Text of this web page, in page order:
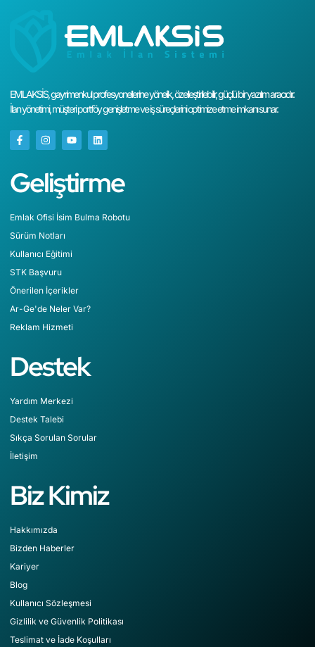
EMLAKSİS, gayrimenkul profesyonellerine yönelik, özelleştirilebilir, güçlü bir yazılım aracıdır.
İlan yönetimi, müşteri portföy genişletme ve iş süreçlerini optimize etme imkanı sunar.
Geliştirme
Emlak Ofisi İsim Bulma Robotu
Sürüm Notları
Kullanıcı Eğitimi
STK Başvuru
Önerilen İçerikler
Ar-Ge'de Neler Var?
Reklam Hizmeti
Destek
Yardım Merkezi
Destek Talebi
Sıkça Sorulan Sorular
İletişim
Biz Kimiz
Hakkımızda
Bizden Haberler
Kariyer
Blog
Kullanıcı Sözleşmesi
Gizlilik ve Güvenlik Politikası
Teslimat ve İade Koşulları